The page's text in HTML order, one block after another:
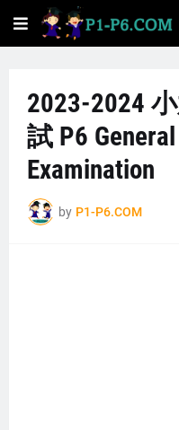
2023-2024
試 P6
Examination
by P1-P6.COM